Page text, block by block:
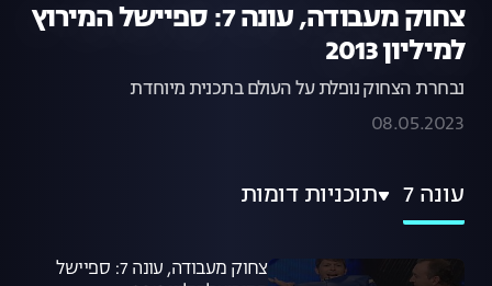
צחוק מעבודה, עונה 7: ספיישל המירוץ
למיליון 2013
נבחרת הצחוק נופלת על העולם בתכנית מיוחדת
08.05.2023
עונה 7 תוכניות דומות
צחוק מעבודה, עונה 7: ספיישל